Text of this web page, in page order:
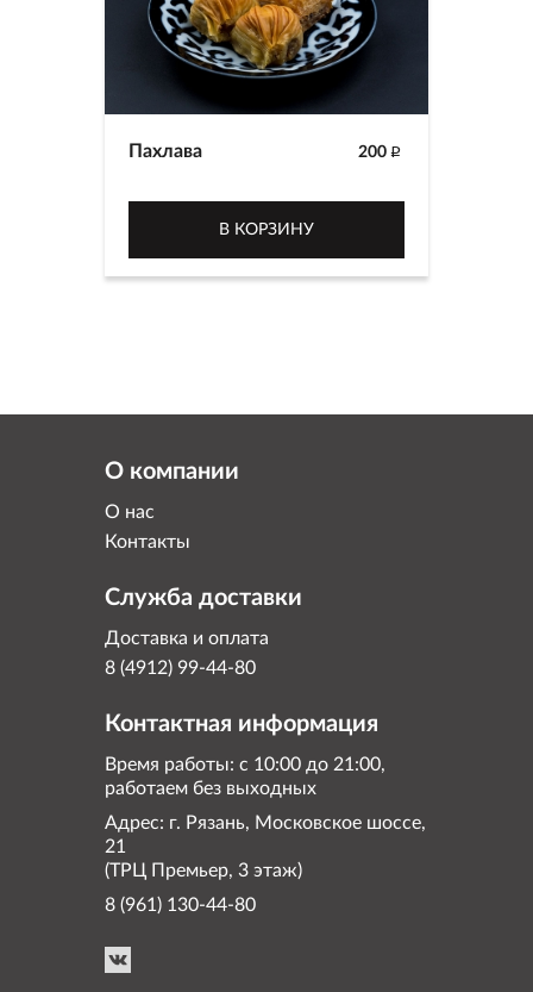
200 p
Пахлава
В КОРЗИНУ
О компании
О нас
Контакты
Служба доставки
Доставка и оплата
8 (4912) 99-44-80
Контактная информация
Время работы: с 10:00 до 21:00,
работаем без выходных
Адрес: г. Рязань, Московское шоссе,
21
(ТРЦ Премьер, 3 этаж)
8 (961) 130-44-80